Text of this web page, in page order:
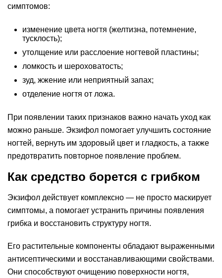
симптомов:
изменение цвета ногтя (желтизна, потемнение,
тусклость);
утолщение или расслоение ногтевой пластины;
ломкость и шероховатость;
зуд, жжение или неприятный запах;
отделение ногтя от ложа.
При появлении таких признаков важно начать уход как
можно раньше. Экзифол помогает улучшить состояние
ногтей, вернуть им здоровый цвет и гладкость, а также
предотвратить повторное появление проблем.
Как средство борется с грибком
Экзифол действует комплексно — не просто маскирует
симптомы, а помогает устранить причины появления
грибка и восстановить структуру ногтя.
Его растительные компоненты обладают выраженными
антисептическими и восстанавливающими свойствами.
Они способствуют очищению поверхности ногтя,